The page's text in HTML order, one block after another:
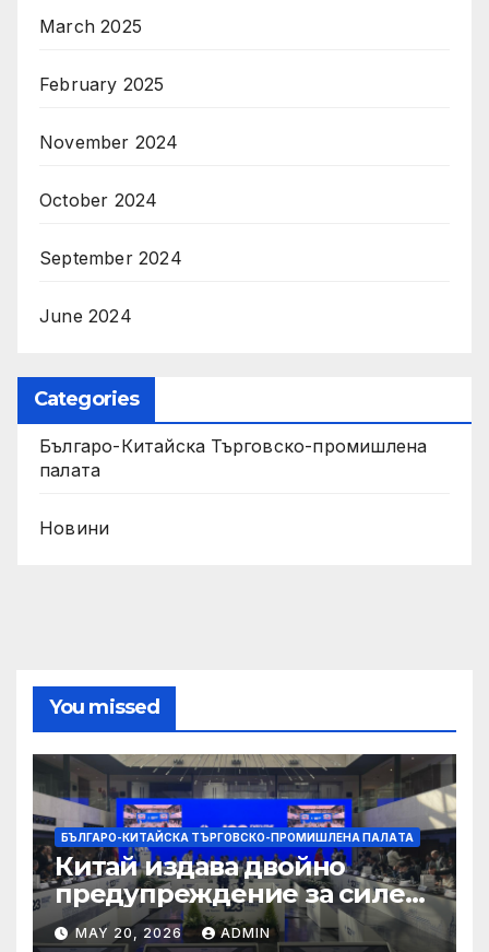
March 2025
February 2025
November 2024
October 2024
September 2024
June 2024
Categories
Българо-Китайска Търговско-промишлена
палaта
Новини
You missed
БЪЛГАРО-КИТАЙСКА ТЪРГОВСКО-ПРОМИШЛЕНА ПАЛAТА
Китай издава двойно
предупреждение за силен
дъжд и пясъчни бури
MAY 20, 2026 ADMIN